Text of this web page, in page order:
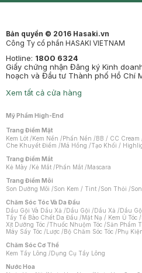
Bản quyền © 2016 Hasaki.vn
Công Ty cổ phần HASAKI VIETNAM
Hotline: 1800 6324
Giấy chứng nhận Đăng ký Kinh
hoạch và Đầu tư Thành phố Hồ Chí
Xem tất cả cửa hàng
Mỹ Phẩm High-End
Trang Điểm Mặt
Kem Lót /Kem Nền /Phấn Nền /BB / CC Cream
Che Khuyết Điểm /Má Hồng /Tạo Khối /
Trang Điểm Mắt
Kẻ Mày /Kẻ Mắt /Phấn Mắt /Mascara
Trang Điểm Môi
Son Dưỡng Môi /Son Kem / Tint /Son Thỏi /
Chăm Sóc Tóc Và Da Đầu
Dầu Gội Và Dầu Xả /Dầu Gội /Dầu Xả /Dầu
Tẩy Tế Bào Chết Da Đầu /Mặt Nạ / Kem Ủ Tóc /
Xịt Dưỡng Tóc /Thuốc Nhuộm Tóc /Sản Phẩm
Máy Sấy Tóc /Lược /Bộ Chăm Sóc Tóc /Phụ
Chăm Sóc Cơ Thể
Kem Tẩy Lông /Dụng Cụ Tẩy Lông
Nước Hoa